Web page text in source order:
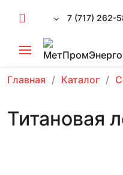
7 (717) 262-
Главная Каталог
Титановая